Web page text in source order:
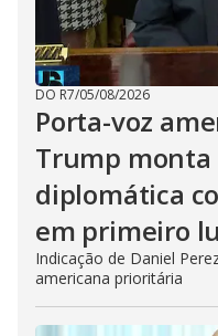
DO R7/05/08/2026
Porta-voz
Trump
diplomática
em primeiro
Indicação de Daniel
americana prioritária